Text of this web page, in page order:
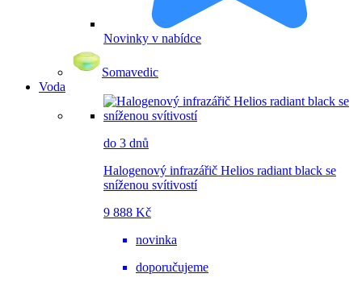
Novinky v nabídce
Somavedic
Voda
do 3 dnů
Halogenový infrazářič Helios radiant black se
sníženou svítivostí
9 888 Kč
novinka
doporučujeme